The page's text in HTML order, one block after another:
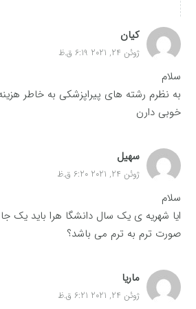
کیان
ژوئن 24, 2021 6:19 ق.ظ
سلام
به نظرم رشته های پیراپزشکی به خاطر
خوبی دارن
سهیل
ژوئن 24, 2021 6:20 ق.ظ
سلام
ایا شهریه ی یک سال دانشگا هرا باید یک
صورت ترم به ترم می باشد؟
ماریا
ژوئن 24, 2021 6:21 ق.ظ